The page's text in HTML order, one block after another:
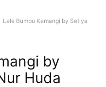
Lele Bumbu Kemangi by Setiya
by
Huda